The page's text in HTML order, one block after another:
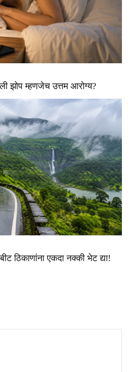
झोप म्हणजेच उत्तम आरोग्य?
ठिकाणांना एकदा नक्की भेट द्या!